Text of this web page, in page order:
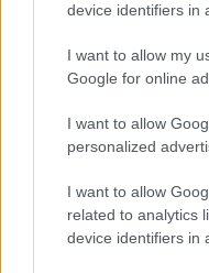
device identifiers in
I want to allow my
Google for online
I want to allow
personalized
I want to allow
related to analytics
device identifiers in